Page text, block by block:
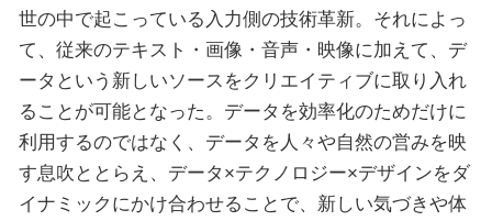
世の中で起こっている入力側の技術革新。それによっ
て、従来のテキスト・画像・音声・映像に加えて、デ
ータという新しいソースをクリエイティブに取り入れ
ることが可能となった。データを効率化のためだけに
利用するのではなく、データを人々や自然の営みを映
す息吹ととらえ、データ×テクノロジー×デザインをダ
イナミックにかけ合わせることで、新しい気づきや体